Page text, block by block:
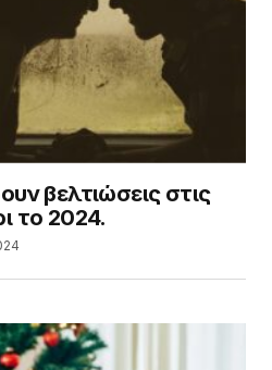
βελτιώσεις στις
το 2024.